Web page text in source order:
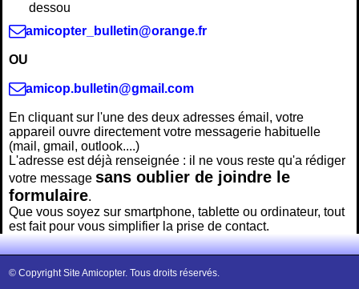
dessou
amicopter_bulletin@orange.fr
OU
amicop.bulletin@gmail.com
En cliquant sur l'une des deux adresses émail, votre
appareil ouvre directement votre messagerie habituelle
(mail, gmail, outlook....)
L'adresse est déjà renseignée : il ne vous reste qu'a rédiger
votre message sans oublier de joindre le
formulaire.
Que vous soyez sur smartphone, tablette ou ordinateur, tout
est fait pour vous simplifier la prise de contact.
© Copyright Site Amicopter. Tous droits réservés.